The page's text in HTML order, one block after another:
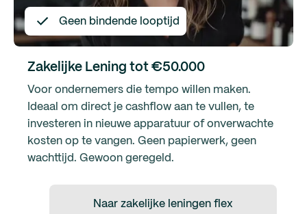
Geen bindende looptijd
Zakelijke Lening tot €50.000
Voor ondernemers die tempo willen maken.
Ideaal om direct je cashflow aan te vullen, te
investeren in nieuwe apparatuur of onverwachte
kosten op te vangen. Geen papierwerk, geen
wachttijd. Gewoon geregeld.
Naar zakelijke leningen flex